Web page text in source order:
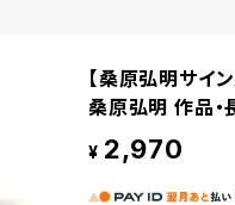
【桑原弘明サイ
桑原弘明 作品
¥ 2,970